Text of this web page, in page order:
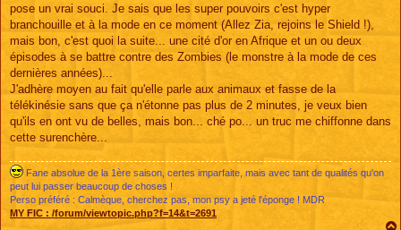
pose un vrai souci. Je sais que les super pouvoirs c'est hyper
branchouille et à la mode en ce moment (Allez Zia, rejoins le Shield !),
mais bon, c'est quoi la suite... une cité d'or en Afrique et un ou deux
épisodes à se battre contre des Zombies (le monstre à la mode de ces
dernières années)...
J'adhère moyen au fait qu'elle parle aux animaux et fasse de la
télékinésie sans que ça n'étonne pas plus de 2 minutes, je veux bien
qu'ils en ont vu de belles, mais bon... ché po... un truc me chiffonne dans
cette surenchère...
Fane absolue de la 1ère saison, certes imparfaite, mais avec tant de qualités qu'on
peut lui passer beaucoup de choses !
Perso préféré : Calmèque, cherchez pas, mon psy a jeté l'éponge ! MDR
MY FIC : /forum/viewtopic.php?f=14&t=2691